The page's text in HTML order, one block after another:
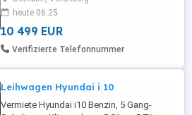
richtig Spaß zu fahren, bleibt aber
gleichzeitig komfortabel und zuverlässig
im Alltag Das Fahrzeug ist ...
heute 06:25
10 499 EUR
Verifizierte Telefonnummer
Leihwagen Hyundai i 10
Vermiete Hyundai i10 Benzin, 5 Gang-